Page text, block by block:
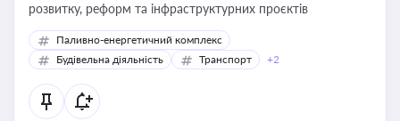
розвитку, реформ та інфраструктурних проєктів
Паливно-енергетичний комплекс
Будівельна діяльність
Транспорт +2